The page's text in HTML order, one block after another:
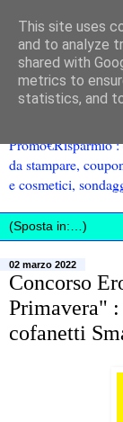
Promo€Risparmio :
da stampare,
e cosmetici,
02 marzo 2022
Concorso
Primavera"
cofanetti
This site uses
and to analyze
shared with
metrics to
statistics, and